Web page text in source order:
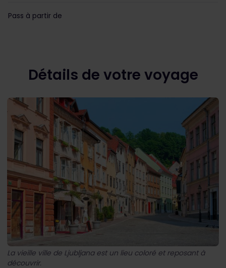
Pass à partir de
Détails de votre voyage
La vieille ville de Ljubljana est un lieu coloré et reposant à
découvrir.